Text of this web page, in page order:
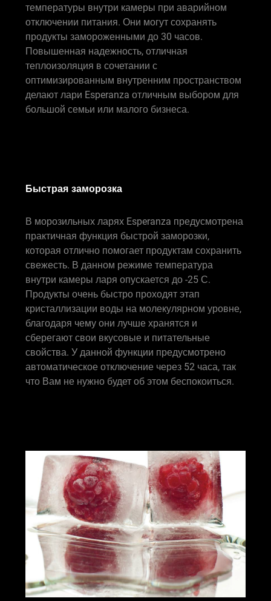
температуры внутри камеры при аварийном
отключении питания. Они могут сохранять
продукты замороженными до 30 часов.
Повышенная надежность, отличная
теплоизоляция в сочетании с
оптимизированным внутренним пространством
делают лари Esperanza отличным выбором для
большой семьи или малого бизнеса.
Быстрая заморозка
В морозильных ларях Esperanza предусмотрена
практичная функция быстрой заморозки,
которая отлично помогает продуктам сохранить
свежесть. В данном режиме температура
внутри камеры ларя опускается до -25 С.
Продукты очень быстро проходят этап
кристаллизации воды на молекулярном уровне,
благодаря чему они лучше хранятся и
сберегают свои вкусовые и питательные
свойства. У данной функции предусмотрено
автоматическое отключение через 52 часа, так
что Вам не нужно будет об этом беспокоиться.